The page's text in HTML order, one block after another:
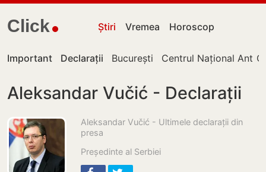
Click Știri Vremea Horoscop
Important Declarații București Centrul Național
Aleksandar Vučić - Declarații
Aleksandar Vučić - Ultimele declarații din
presa
Președinte al Serbiei